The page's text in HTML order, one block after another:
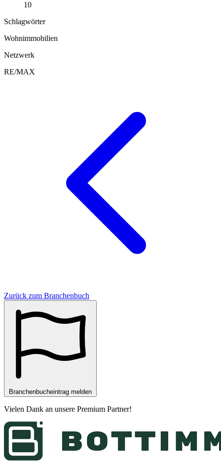
10
Schlagwörter
Wohnimmobilien
Netzwerk
RE/MAX
Zurück zum Branchenbuch
Branchenbucheintrag melden
Vielen Dank an unsere Premium Partner!